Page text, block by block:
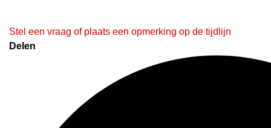
Stel een vraag of plaats een opmerking op de tijdlijn
Delen